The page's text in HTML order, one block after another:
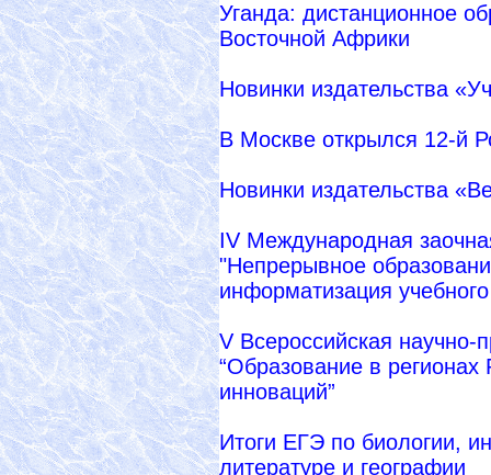
Уганда: дистанционное
Восточной Африки
Новинки издательства
В Москве открылся 12-й
Новинки издательства
IV Международная
"Непрерывное
информатизация
V Всероссийская научно-
“Образование в
инноваций”
Итоги ЕГЭ по биологии,
литературе и географии